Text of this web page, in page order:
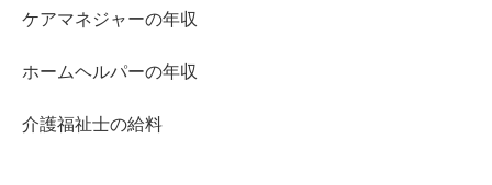
ケアマネジャーの年収
ホームヘルパーの年収
介護福祉士の給料